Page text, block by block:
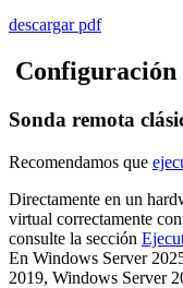
descargar pdf
Configuración
Sonda remota
Recomendamos que
Directamente en un
virtual correctamente
consulte la sección
En Windows Server
2019, Windows Server